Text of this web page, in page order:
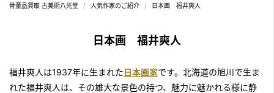
骨董品買取 古美術八光堂 人気作家のご紹介 日本画 福井爽人
日本画 福井爽人
福井爽人は1937年に生まれた日本画家です。北海道の旭川で生ま
れた福井爽人は、その雄大な景色の持つ、魅力に魅かれる様に静